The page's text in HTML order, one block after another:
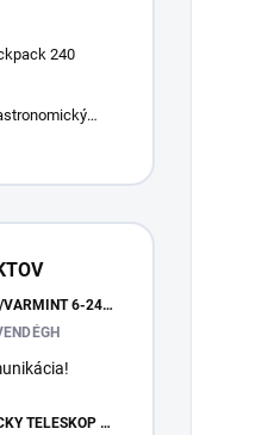
240
Dwarf III
TASCO PUŠKOHĽAD TARGET/VARMINT 6-24X42 MILDOT
INTELIGENTNÝ ASTRONOMICKÝ TELESKOP DWARFLAB DWARF MINI